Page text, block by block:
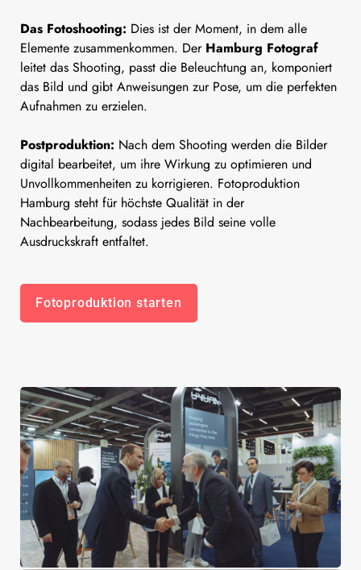
Das Fotoshooting: Dies ist der Moment, in dem alle
Elemente zusammenkommen. Der Hamburg Fotograf
leitet das Shooting, passt die Beleuchtung an, komponiert
das Bild und gibt Anweisungen zur Pose, um die perfekten
Aufnahmen zu erzielen.
Postproduktion: Nach dem Shooting werden die Bilder
digital bearbeitet, um ihre Wirkung zu optimieren und
Unvollkommenheiten zu korrigieren. Fotoproduktion
Hamburg steht für höchste Qualität in der
Nachbearbeitung, sodass jedes Bild seine volle
Ausdruckskraft entfaltet.
Fotoproduktion starten